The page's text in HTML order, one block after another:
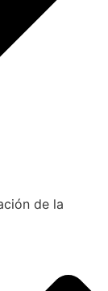
de la